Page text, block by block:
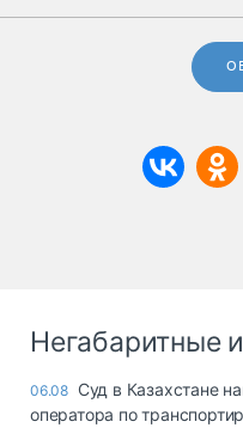
Негабаритные
06.08 Суд в Казахстане
оператора по